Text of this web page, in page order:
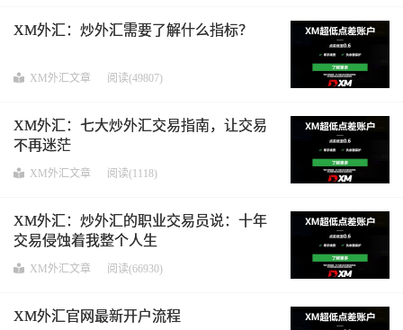
XM外汇：炒外汇需要了解什么指标？
XM外汇文章 阅读(49807)
XM外汇：七大炒外汇交易指南，让交易
不再迷茫
XM外汇文章 阅读(1118)
XM外汇：炒外汇的职业交易员说：十年
交易侵蚀着我整个人生
XM外汇文章 阅读(66930)
XM外汇官网最新开户流程